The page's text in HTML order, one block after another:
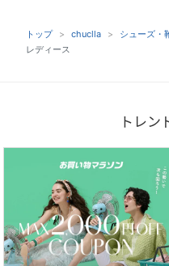
トップ chuclla シューズ・
レディース
トレン